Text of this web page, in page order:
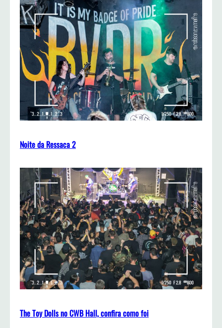
Noite da Ressaca 2
The Toy Dolls no CWB Hall, confira como foi